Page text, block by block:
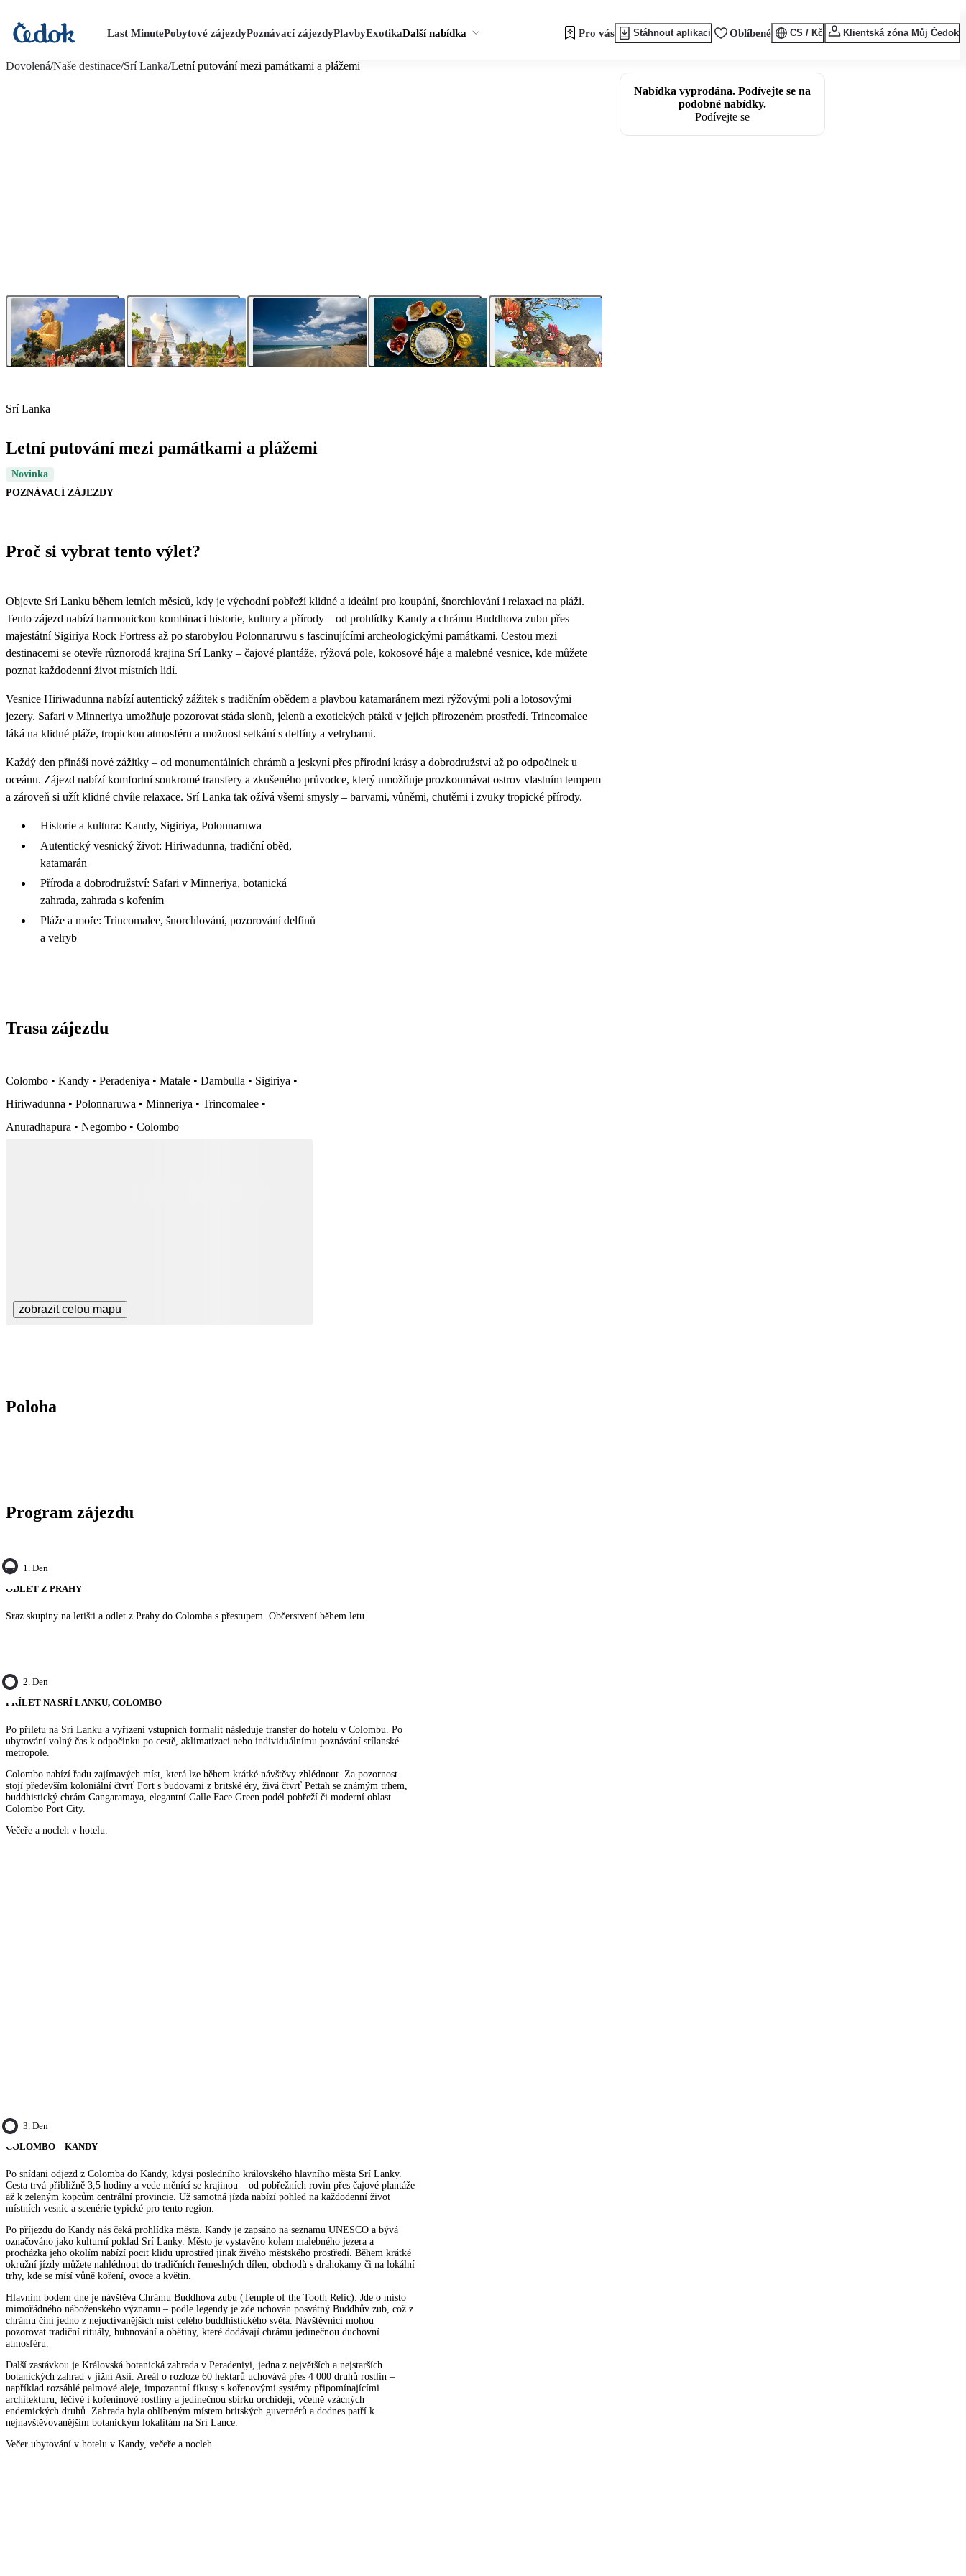
Last MinutePobytové zájezdyPoznávací zájezdyPlavbyExotikaDalší nabídka Pro vás Stáhnout aplikaci Oblíbené CS / Kč Klientská zóna Můj Čedok
Dovolená/Naše destinace/Srí Lanka/Letní putování mezi památkami a plážemi
Srí Lanka
Letní putování mezi památkami a plážemi
Novinka
POZNÁVACÍ ZÁJEZDY
Proč si vybrat tento výlet?
Objevte Srí Lanku během letních měsíců, kdy je východní pobřeží klidné a ideální pro koupání, šnorchlování i relaxaci na pláži.
Tento zájezd nabízí harmonickou kombinaci historie, kultury a přírody – od prohlídky Kandy a chrámu Buddhova zubu přes
majestátní Sigiriya Rock Fortress až po starobylou Polonnaruwu s fascinujícími archeologickými památkami. Cestou mezi
destinacemi se otevře různorodá krajina Srí Lanky – čajové plantáže, rýžová pole, kokosové háje a malebné vesnice, kde můžete
poznat každodenní život místních lidí.
Vesnice Hiriwadunna nabízí autentický zážitek s tradičním obědem a plavbou katamaránem mezi rýžovými poli a lotosovými
jezery. Safari v Minneriya umožňuje pozorovat stáda slonů, jelenů a exotických ptáků v jejich přirozeném prostředí. Trincomalee
láká na klidné pláže, tropickou atmosféru a možnost setkání s delfíny a velrybami.
Každý den přináší nové zážitky – od monumentálních chrámů a jeskyní přes přírodní krásy a dobrodružství až po odpočinek u
oceánu. Zájezd nabízí komfortní soukromé transfery a zkušeného průvodce, který umožňuje prozkoumávat ostrov vlastním tempem
a zároveň si užít klidné chvíle relaxace. Srí Lanka tak ožívá všemi smysly – barvami, vůněmi, chutěmi i zvuky tropické přírody.
Historie a kultura: Kandy, Sigiriya, Polonnaruwa
Autentický vesnický život: Hiriwadunna, tradiční oběd,
katamarán
Příroda a dobrodružství: Safari v Minneriya, botanická
zahrada, zahrada s kořením
Pláže a moře: Trincomalee, šnorchlování, pozorování delfínů
a velryb
Trasa zájezdu
Colombo • Kandy • Peradeniya • Matale • Dambulla • Sigiriya •
Hiriwadunna • Polonnaruwa • Minneriya • Trincomalee •
Anuradhapura • Negombo • Colombo
zobrazit celou mapu
Poloha
Program zájezdu
1. Den
ODLET Z PRAHY
Sraz skupiny na letišti a odlet z Prahy do Colomba s přestupem. Občerstvení během letu.
2. Den
PŘÍLET NA SRÍ LANKU, COLOMBO
Po příletu na Srí Lanku a vyřízení vstupních formalit následuje transfer do hotelu v Colombu. Po
ubytování volný čas k odpočinku po cestě, aklimatizaci nebo individuálnímu poznávání srílanské
metropole.
Colombo nabízí řadu zajímavých míst, která lze během krátké návštěvy zhlédnout. Za pozornost
stojí především koloniální čtvrť Fort s budovami z britské éry, živá čtvrť Pettah se známým trhem,
buddhistický chrám Gangaramaya, elegantní Galle Face Green podél pobřeží či moderní oblast
Colombo Port City.
Večeře a nocleh v hotelu.
3. Den
COLOMBO – KANDY
Po snídani odjezd z Colomba do Kandy, kdysi posledního královského hlavního města Srí Lanky.
Cesta trvá přibližně 3,5 hodiny a vede měnící se krajinou – od pobřežních rovin přes čajové plantáže
až k zeleným kopcům centrální provincie. Už samotná jízda nabízí pohled na každodenní život
místních vesnic a scenérie typické pro tento region.
Po příjezdu do Kandy nás čeká prohlídka města. Kandy je zapsáno na seznamu UNESCO a bývá
označováno jako kulturní poklad Srí Lanky. Město je vystavěno kolem malebného jezera a
procházka jeho okolím nabízí pocit klidu uprostřed jinak živého městského prostředí. Během krátké
okružní jízdy můžete nahlédnout do tradičních řemeslných dílen, obchodů s drahokamy či na lokální
trhy, kde se mísí vůně koření, ovoce a květin.
Hlavním bodem dne je návštěva Chrámu Buddhova zubu (Temple of the Tooth Relic). Jde o místo
mimořádného náboženského významu – podle legendy je zde uchován posvátný Buddhův zub, což z
chrámu činí jedno z nejuctívanějších míst celého buddhistického světa. Návštěvníci mohou
pozorovat tradiční rituály, bubnování a obětiny, které dodávají chrámu jedinečnou duchovní
atmosféru.
Další zastávkou je Královská botanická zahrada v Peradeniyi, jedna z největších a nejstarších
botanických zahrad v jižní Asii. Areál o rozloze 60 hektarů uchovává přes 4 000 druhů rostlin –
například rozsáhlé palmové aleje, impozantní fikusy s kořenovými systémy připomínajícími
architekturu, léčivé i kořeninové rostliny a jedinečnou sbírku orchidejí, včetně vzácných
endemických druhů. Zahrada byla oblíbeným místem britských guvernérů a dodnes patří k
nejnavštěvovanějším botanickým lokalitám na Srí Lance.
Večer ubytování v hotelu v Kandy, večeře a nocleh.
Nabídka vyprodána. Podívejte se na
podobné nabídky.
Podívejte se